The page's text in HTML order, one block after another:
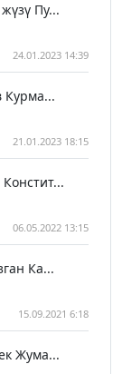
Пу...
24.01.2023 14:39
Курма...
21.01.2023 18:15
06.05.2022 13:15
Ка...
15.09.2021 6:18
Жума...